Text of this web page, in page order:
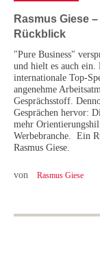
Rasmus Giese
Rückblick
"Pure Business"
und hielt es auch
internationale Top-
angenehme
Gesprächsstoff.
Gesprächen hervor:
mehr
Werbebranche. Ein
Rasmus Giese.
von Rasmus Giese